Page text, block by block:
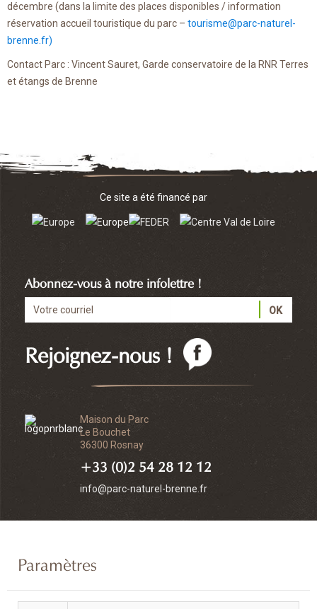
décembre (dans la limite des places disponibles / information
réservation accueil touristique du parc – tourisme@parc-naturel-
brenne.fr)
Contact Parc : Vincent Sauret, Garde conservatoire de la RNR Terres
et étangs de Brenne
Maison du Parc
Le Bouchet
36300 Rosnay
+33 (0)2 54 28 12 12
info@parc-naturel-brenne.fr
Rejoignez-nous !
Abonnez-vous à notre infolettre !
Ce site a été financé par
Paramètres